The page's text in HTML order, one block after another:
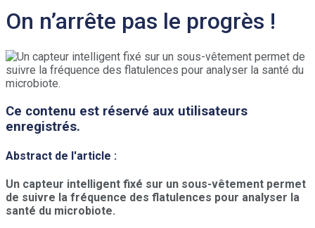
On n’arrête pas le progrès !
Ce contenu est réservé aux utilisateurs
enregistrés.
Abstract de l'article :
Un capteur intelligent fixé sur un sous-vêtement permet
de suivre la fréquence des flatulences pour analyser la
santé du microbiote.